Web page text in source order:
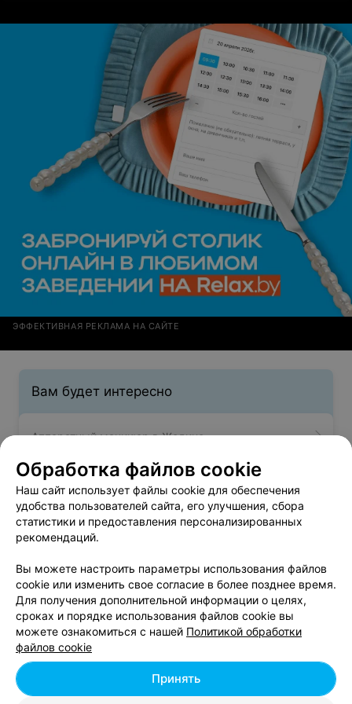
ЭФФЕКТИВНАЯ РЕКЛАМА НА САЙТЕ
Вам будет интересно
Аппаратный маникюр в Жодино
SPA маникюр в Жодино
Маникюр в Жодино
Добавить компанию
Добавить специалиста
Обработка файлов cookie
Наш сайт использует файлы cookie для обеспечения
удобства пользователей сайта, его улучшения, сбора
статистики и предоставления персонализированных
рекомендаций.
Вы можете настроить параметры использования файлов
cookie или изменить свое согласие в более позднее время.
Для получения дополнительной информации о целях,
сроках и порядке использования файлов cookie вы
можете ознакомиться с нашей Политикой обработки
файлов cookie
Принять